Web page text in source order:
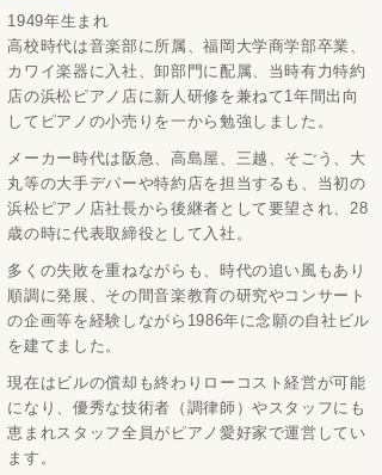
1949年生まれ
高校時代は音楽部に所属、福岡大学商学部卒業、
カワイ楽器に入社、卸部門に配属、当時有力特約
店の浜松ピアノ店に新人研修を兼ねて1年間出向
してピアノの小売りを一から勉強しました。
メーカー時代は阪急、高島屋、三越、そごう、大
丸等の大手デパーや特約店を担当するも、当初の
浜松ピアノ店社長から後継者として要望され、28
歳の時に代表取締役として入社。
多くの失敗を重ねながらも、時代の追い風もあり
順調に発展、その間音楽教育の研究やコンサート
の企画等を経験しながら1986年に念願の自社ビル
を建てました。
現在はビルの償却も終わりローコスト経営が可能
になり、優秀な技術者（調律師）やスタッフにも
恵まれスタッフ全員がピアノ愛好家で運営してい
ます。